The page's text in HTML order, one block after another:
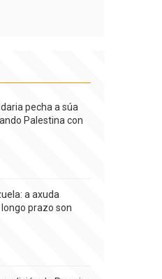
pecha a súa
Palestina con
a axuda
prazo son